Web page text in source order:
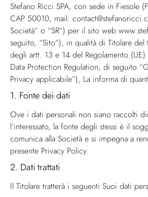
Stefano Ricci SPA, con sede in Fiesole
CAP 50010, mail:
Società” o “SR”) per il sito web
seguito, “Sito”), in qualità di Titolare del
degli artt. 13 e 14 del Regolamento
Data Protection Regulation, di seguito
Privacy applicabile”), La informa di
1. Fonte dei dati
Ove i dati personali non siano raccolti
l’interessato, la fonte degli stessi è il
comunica alla Società e si impegna a
presente Privacy Policy.
2. Dati trattati
Il Titolare tratterà i seguenti Suoi dati